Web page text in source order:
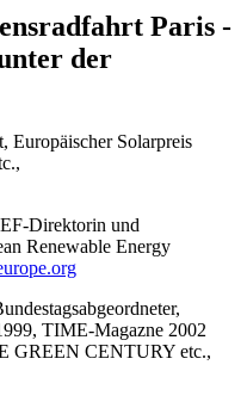
Paris -
der
Europäischer Solarpreis
Direktorin und
Renewable Energy
TIME-Magazne 2002
GREEN CENTURY etc.,